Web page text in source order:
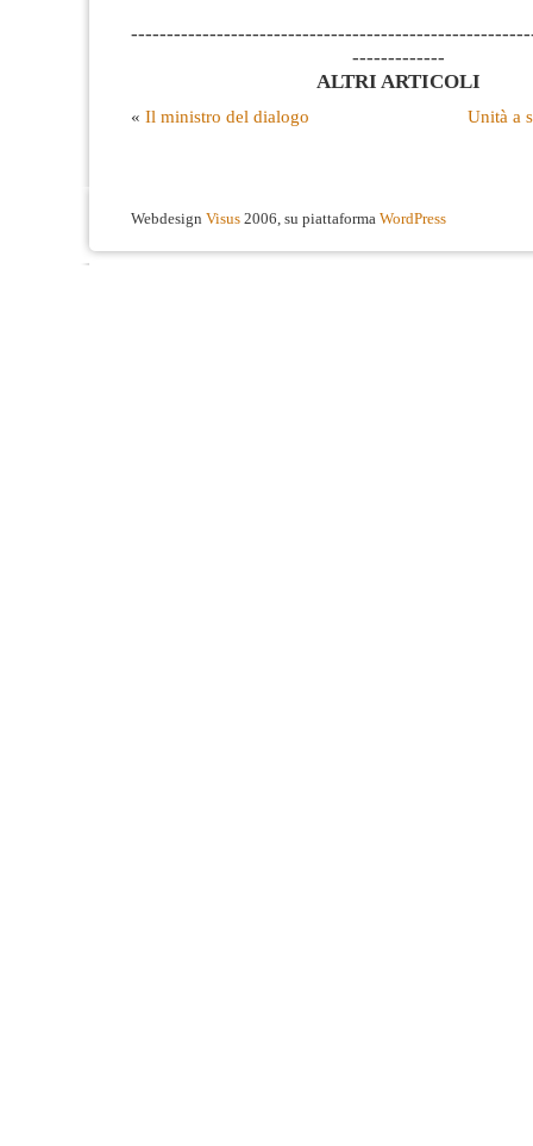
-------------
ALTRI ARTICOLI
« Il ministro del dialogo Unità a
Webdesign Visus 2006, su piattaforma WordPress